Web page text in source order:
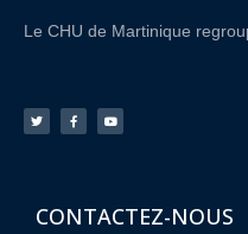
Le CHU de Martinique
CONTACTEZ-NOUS